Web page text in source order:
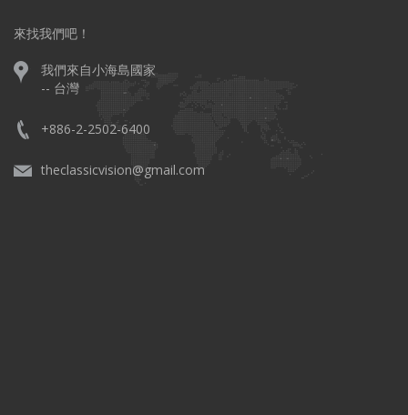
來找我們吧！
我們來自小海島國家
-- 台灣
+886-2-2502-6400
theclassicvision@gmail.com